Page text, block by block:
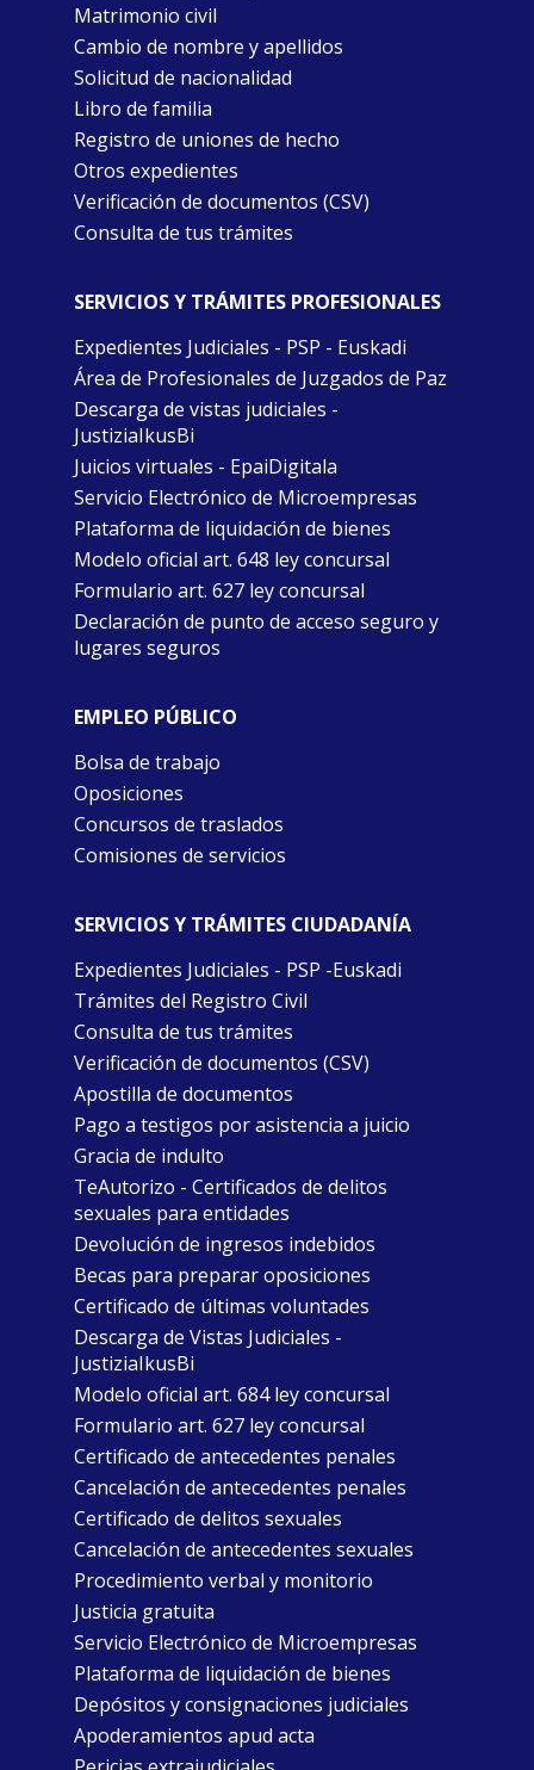
Matrimonio civil
Cambio de nombre y apellidos
Solicitud de nacionalidad
Libro de familia
Registro de uniones de hecho
Otros expedientes
Verificación de documentos (CSV)
Consulta de tus trámites
SERVICIOS Y TRÁMITES PROFESIONALES
Expedientes Judiciales - PSP - Euskadi
Área de Profesionales de Juzgados de Paz
Descarga de vistas judiciales -
JustiziaIkusBi
Juicios virtuales - EpaiDigitala
Servicio Electrónico de Microempresas
Plataforma de liquidación de bienes
Modelo oficial art. 648 ley concursal
Formulario art. 627 ley concursal
Declaración de punto de acceso seguro y
lugares seguros
EMPLEO PÚBLICO
Bolsa de trabajo
Oposiciones
Concursos de traslados
Comisiones de servicios
SERVICIOS Y TRÁMITES CIUDADANÍA
Expedientes Judiciales - PSP -Euskadi
Trámites del Registro Civil
Consulta de tus trámites
Verificación de documentos (CSV)
Apostilla de documentos
Pago a testigos por asistencia a juicio
Gracia de indulto
TeAutorizo - Certificados de delitos
sexuales para entidades
Devolución de ingresos indebidos
Becas para preparar oposiciones
Certificado de últimas voluntades
Descarga de Vistas Judiciales -
JustiziaIkusBi
Modelo oficial art. 684 ley concursal
Formulario art. 627 ley concursal
Certificado de antecedentes penales
Cancelación de antecedentes penales
Certificado de delitos sexuales
Cancelación de antecedentes sexuales
Procedimiento verbal y monitorio
Justicia gratuita
Servicio Electrónico de Microempresas
Plataforma de liquidación de bienes
Depósitos y consignaciones judiciales
Apoderamientos apud acta